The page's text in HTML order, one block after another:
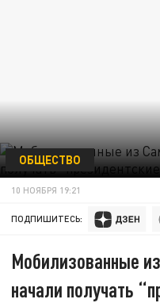
ОБЩЕСТВО
10 НОЯБРЯ 19:21
ПОДПИШИТЕСЬ:
Мобилизованные
начали получать